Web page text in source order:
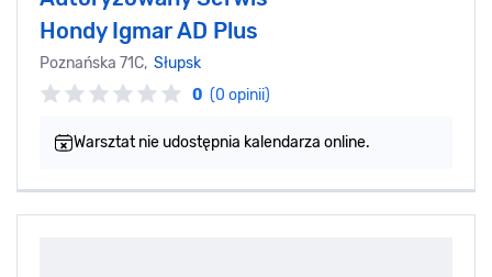
Hondy Igmar AD Plus
Poznańska 71C, Słupsk
0 (0 opinii)
Warsztat nie udostępnia kalendarza online.